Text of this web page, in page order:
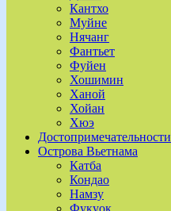
Кантхо
Муйне
Нячанг
Фантьет
Фуйен
Хошимин
Ханой
Хойан
Хюэ
Достопримечательности
Острова Вьетнама
Катба
Кондао
Намзу
Фукуок